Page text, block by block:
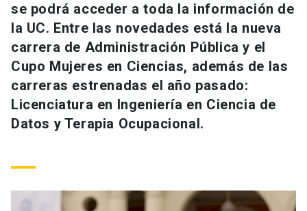
Académicos
Personal
Alumni launch
Padres y familia
Admisión launch
Mi Cuenta UC launch
Correo UC launch
Mi Portal UC launch
Biblioteca
Donaciones
se podrá acceder a toda la información de
la UC. Entre las novedades está la nueva
carrera de Administración Pública y el
Cupo Mujeres en Ciencias, además de las
carreras estrenadas el año pasado:
Licenciatura en Ingeniería en Ciencia de
Datos y Terapia Ocupacional.